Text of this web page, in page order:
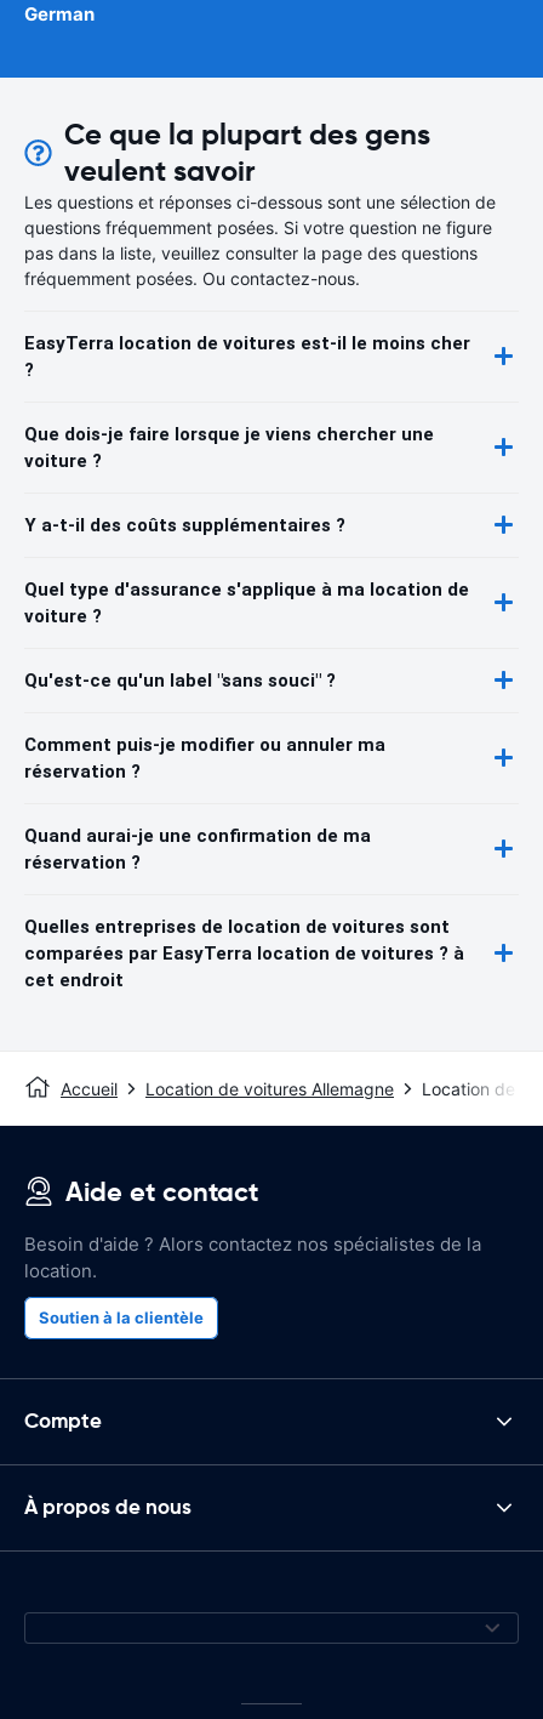
German
Ce que la plupart des gens
veulent savoir
Les questions et réponses ci-dessous sont une sélection de
questions fréquemment posées. Si votre question ne figure
pas dans la liste, veuillez consulter la page des questions
fréquemment posées. Ou contactez-nous.
EasyTerra location de voitures est-il le moins cher
?
Que dois-je faire lorsque je viens chercher une
voiture ?
Y a-t-il des coûts supplémentaires ?
Quel type d'assurance s'applique à ma location de
voiture ?
Qu'est-ce qu'un label "sans souci" ?
Comment puis-je modifier ou annuler ma
réservation ?
Quand aurai-je une confirmation de ma
réservation ?
Quelles entreprises de location de voitures sont
comparées par EasyTerra location de voitures ? à
cet endroit
Accueil Location de voitures Allemagne Location de
Aide et contact
Besoin d'aide ? Alors contactez nos spécialistes de la
location.
Soutien à la clientèle
Compte
À propos de nous